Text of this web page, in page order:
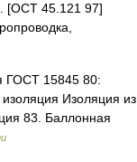
[ОСТ 45.121 97]
ГОСТ 15845 80:
Изоляция из
83. Баллонная